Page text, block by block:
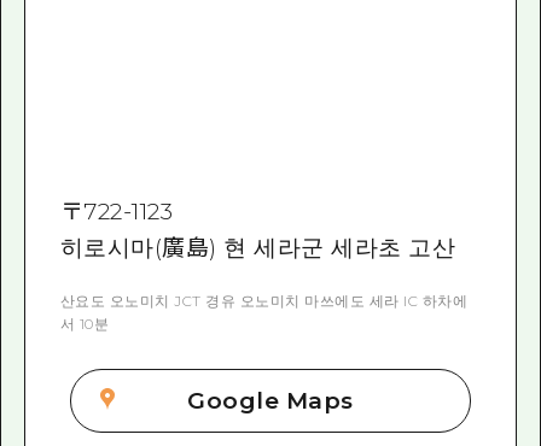
〒722-1123
히로시마(廣島) 현 세라군 세라초 고산
산요도 오노미치 JCT 경유 오노미치 마쓰에도 세라 IC 하차에
서 10분
Google Maps